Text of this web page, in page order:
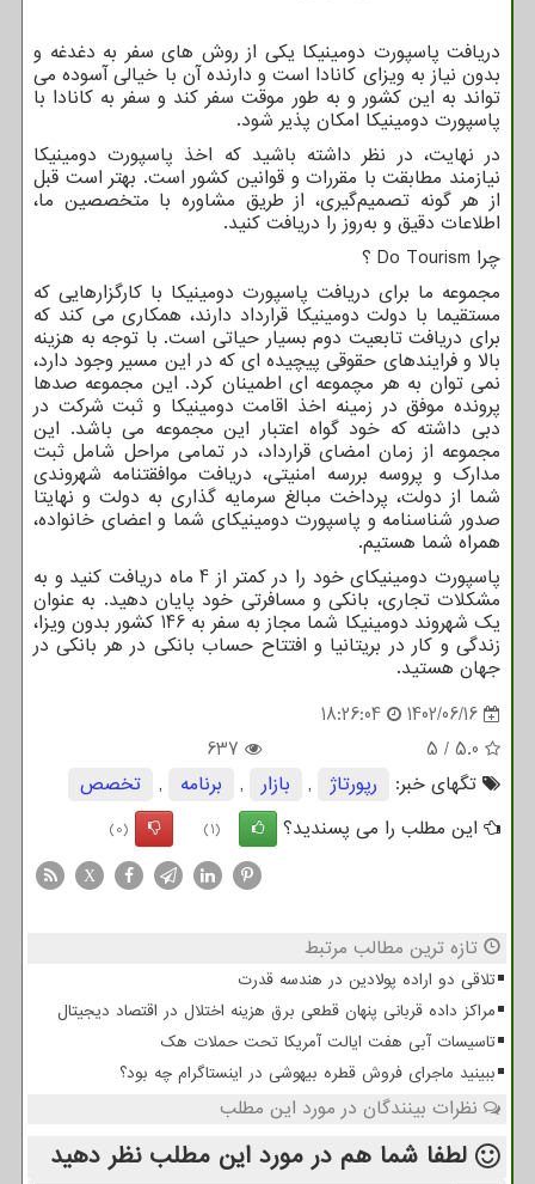
دریافت پاسپورت دومینیکا یکی از روش های سفر به دغدغه و
بدون نیاز به ویزای کانادا است و دارنده آن با خیالی آسوده می
تواند به این کشور و به طور موقت سفر کند و سفر به کانادا با
پاسپورت دومینیکا امکان پذیر شود.
در نهایت، در نظر داشته باشید که اخذ پاسپورت دومینیکا
نیازمند مطابقت با مقررات و قوانین کشور است. بهتر است قبل
از هر گونه تصمیم‌گیری، از طریق مشاوره‌ با متخصصین ما،
اطلاعات دقیق و به‌روز را دریافت کنید.
چرا Do Tourism ؟
مجموعه ما برای دریافت پاسپورت دومینیکا با کارگزارهایی که
مستقیما با دولت دومینیکا قرارداد دارند، همکاری می کند که
برای دریافت تابعیت دوم بسیار حیاتی است. با توجه به هزینه
بالا و فرایندهای حقوقی پیچیده ای که در این مسیر وجود دارد،
نمی توان به هر مچموعه ای اطمینان کرد. این مجموعه صدها
پرونده موفق در زمینه اخذ اقامت دومینیکا و ثبت شرکت در
دبی داشته که خود گواه اعتبار این مجموعه می باشد. این
مجموعه از زمان امضای قرارداد، در تمامی مراحل شامل ثبت
مدارک و پروسه بررسه امنیتی، دریافت موافقتنامه شهروندی
شما از دولت، پرداخت مبالغ سرمایه گذاری به دولت و نهایتا
صدور شناسنامه و پاسپورت دومینیکای شما و اعضای خانواده،
همراه شما هستیم.
پاسپورت دومینیکای خود را در کمتر از 4 ماه دریافت کنید و به
مشکلات تجاری، بانکی و مسافرتی خود پایان دهید. به عنوان
یک شهروند دومینیکا شما مجاز به سفر به 146 کشور بدون ویزا،
زندگی و کار در بریتانیا و افتتاح حساب بانکی در هر بانکی در
جهان هستید.
1402/06/16
18:26:04
5.0
/
5
637
تگهای خبر:
رپورتاژ , بازار , برنامه ,
تخصص
این مطلب را می پسندید؟
(1)
(0)
X
تازه ترین مطالب مرتبط
تلاقی دو اراده پولادین در هندسه قدرت
مراکز داده قربانی پنهان قطعی برق هزینه اختلال در اقتصاد دیجیتال
تاسیسات آبی هفت ایالت آمریکا تحت حملات هک
ببینید ماجرای فروش قطره بیهوشی در اینستاگرام چه بود؟
نظرات بینندگان در مورد این مطلب
لطفا شما هم در مورد این مطلب نظر دهید